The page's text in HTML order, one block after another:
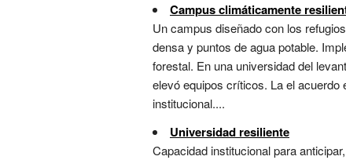
Campus climáticamente
Un campus diseñado con los
densa y puntos de agua potable.
forestal. En una universidad del
elevó equipos críticos. La el
institucional....
Universidad resiliente
Capacidad institucional para